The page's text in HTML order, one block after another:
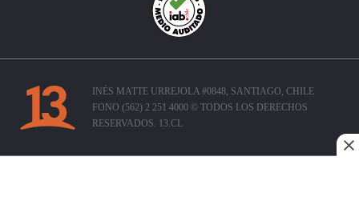
INÉS MATTE URREJOLA #0848, SANTIAGO, CHILE
FONO (562) 2 251 4000 © TODOS LOS DERECHOS
RESERVADOS. 13.CL